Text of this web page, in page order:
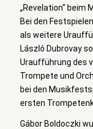
„Revelation“ beim
Bei den
als weitere
László Dubrovay
Uraufführung des
Trompete und
bei den
ersten
Gábor Boldoczki